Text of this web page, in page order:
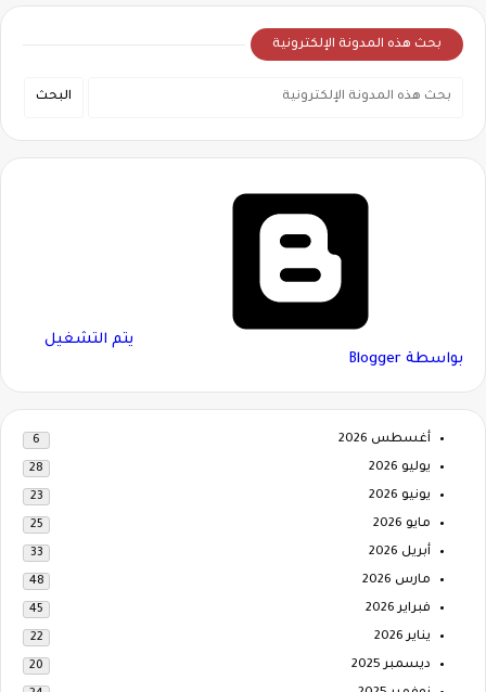
بحث هذه المدونة الإلكترونية
‏يتم التشغيل
بواسطة Blogger
أغسطس 2026 6
يوليو 2026 28
يونيو 2026 23
مايو 2026 25
أبريل 2026 33
مارس 2026 48
فبراير 2026 45
يناير 2026 22
ديسمبر 2025 20